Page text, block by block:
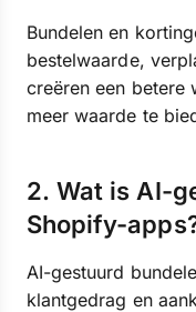
Bundelen en
bestelwaarde,
creëren een betere
meer waarde te
2. Wat is AI-
Shopify-
AI-gestuurd
klantgedrag en